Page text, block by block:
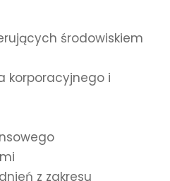
środowiskiem
korporacyjnego i
z zakresu